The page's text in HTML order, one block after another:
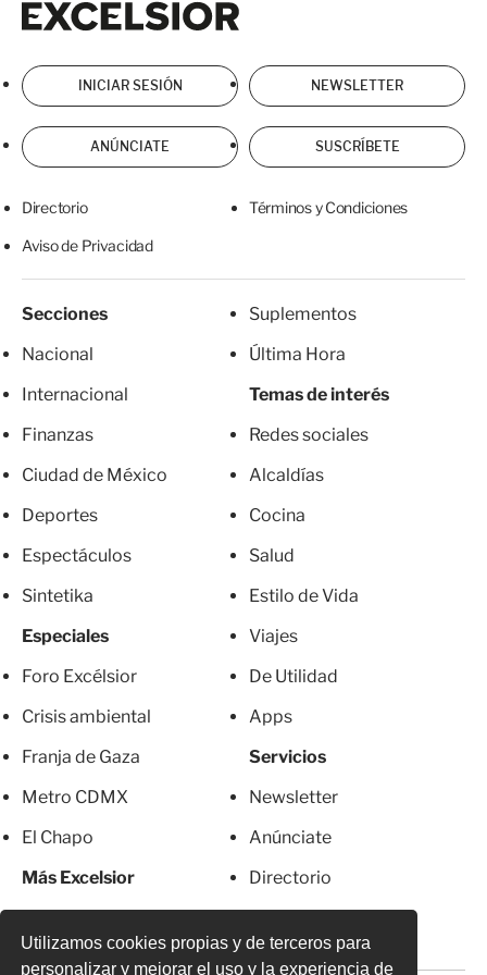
Utilizamos cookies propias y de terceros para
personalizar y mejorar el uso y la experiencia de
INICIAR SESIÓN NEWSLETTER
ANÚNCIATE SUSCRÍBETE
Directorio Términos y Condiciones
Aviso de Privacidad
Secciones
Nacional
Internacional
Finanzas
Ciudad de México
Deportes
Espectáculos
Sintetika
Especiales
Foro Excélsior
Crisis ambiental
Franja de Gaza
Metro CDMX
El Chapo
Más Excelsior
Suplementos
Última Hora
Temas de interés
Redes sociales
Alcaldías
Cocina
Salud
Estilo de Vida
Viajes
De Utilidad
Apps
Servicios
Newsletter
Anúnciate
Directorio